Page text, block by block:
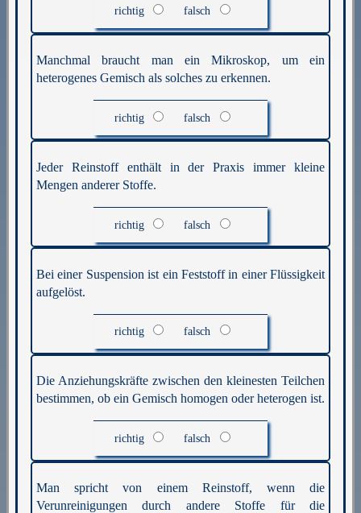
richtig falsch
Manchmal braucht man ein Mikroskop, um ein
heterogenes Gemisch als solches zu erkennen.
richtig falsch
Jeder Reinstoff enthält in der Praxis immer kleine
Mengen anderer Stoffe.
richtig falsch
Bei einer Suspension ist ein Feststoff in einer Flüssigkeit
aufgelöst.
richtig falsch
Die Anziehungskräfte zwischen den kleinesten Teilchen
bestimmen, ob ein Gemisch homogen oder heterogen ist.
richtig falsch
Man spricht von einem Reinstoff, wenn die
Verunreinigungen durch andere Stoffe für die